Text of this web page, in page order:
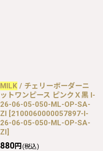
MILK / チェリーボーダーニ
ットワンピース ピンクＸ黒 I-
26-06-05-050-ML-OP-SA-
ZI [2100060000057897-I-
26-06-05-050-ML-OP-SA-
ZI]
880円 (税込)